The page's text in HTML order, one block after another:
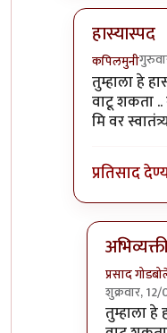
हास्यास्पद
कपिलमुनी
In reply to
तुम्हाला हे
वाटू शकता ..
मि वर
प्रतिसाद
प्रसाद
शुक्रवार,
In reply
तुम्हाला हे